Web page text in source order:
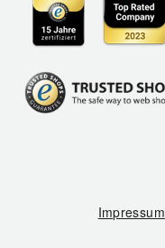
Impressum